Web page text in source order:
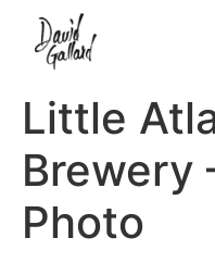
Little
Brewery
Photo